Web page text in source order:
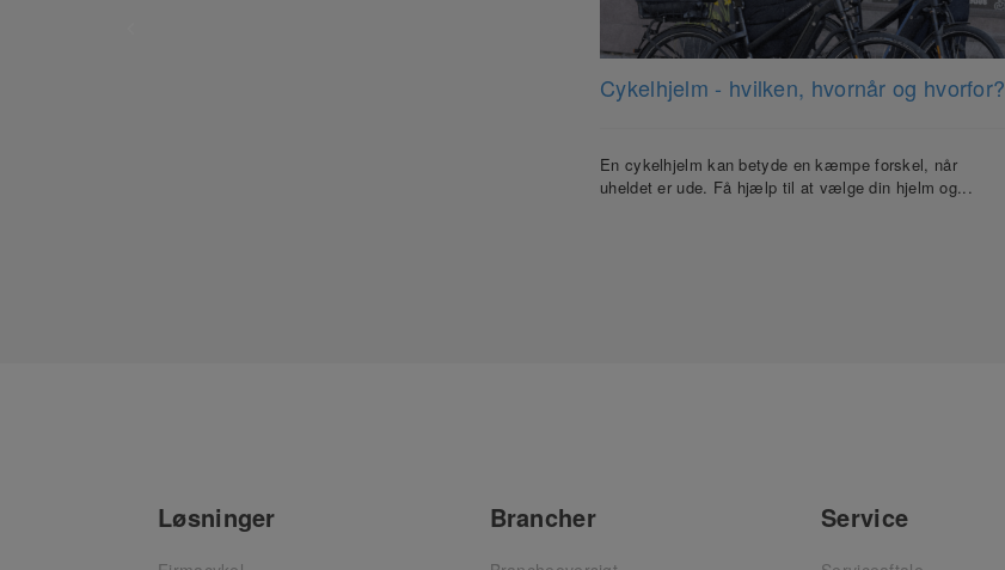
Cykelhjelm - hvilken, hvornår og hvorfor?
En cykelhjelm kan betyde en kæmpe forskel, når
uheldet er ude. Få hjælp til at vælge din hjelm og...
Løsninger Brancher Service